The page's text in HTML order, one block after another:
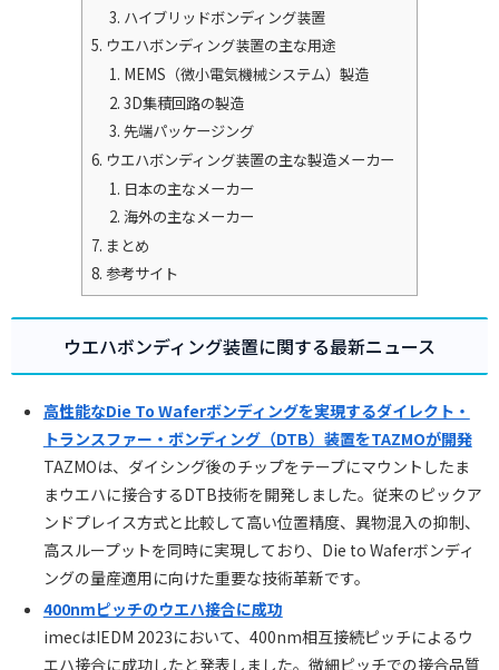
ハイブリッドボンディング装置
ウエハボンディング装置の主な用途
MEMS（微小電気機械システム）製造
3D集積回路の製造
先端パッケージング
ウエハボンディング装置の主な製造メーカー
日本の主なメーカー
海外の主なメーカー
まとめ
参考サイト
ウエハボンディング装置に関する最新ニュース
高性能なDie To Waferボンディングを実現するダイレクト・
トランスファー・ボンディング（DTB）装置をTAZMOが開発
TAZMOは、ダイシング後のチップをテープにマウントしたま
まウエハに接合するDTB技術を開発しました。従来のピックア
ンドプレイス方式と比較して高い位置精度、異物混入の抑制、
高スループットを同時に実現しており、Die to Waferボンディ
ングの量産適用に向けた重要な技術革新です。
400nmピッチのウエハ接合に成功
imecはIEDM 2023において、400nm相互接続ピッチによるウ
エハ接合に成功したと発表しました。微細ピッチでの接合品質